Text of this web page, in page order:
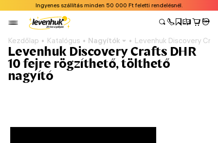
Ingyenes szállítás minden 50 000 Ft feletti rendelésnél.
Kezdőlap Katalógus Nagyítók Levenhuk Discovery
Levenhuk Discovery Crafts DHR
10 fejre rögzíthető, tölthető
nagyító